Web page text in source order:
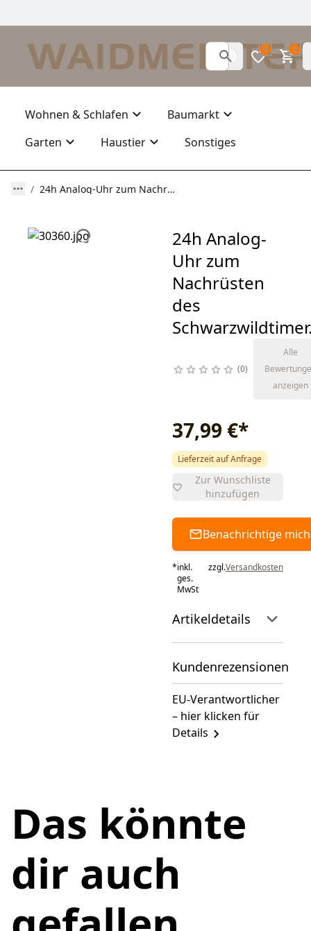
0 0
Wohnen & Schlafen
Baumarkt
Garten
Haustier Sonstiges
24h Analog-Uhr zum Nachrüsten des Schwarzwildtimer.
24h Analog-
Uhr zum
Nachrüsten
des
0
Alle
anzeigen
37,99 €*
Lieferzeit auf Anfrage
Zur Wunschliste
hinzufügen
Benachrichtige mich
*inkl.
ges.
MwSt
zzgl.Versandkosten
Artikeldetails
Kundenrezensionen
EU-Verantwortlicher
– hier klicken für
Details
Das könnte
dir auch